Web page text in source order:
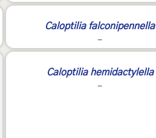
Caloptilia falconipennella
-
Caloptilia hemidactylella
-